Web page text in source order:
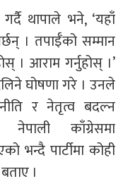
थापाले भने, ‘यहाँ
। तपाईँको सम्मान
। आराम गर्नुहोस् ।’
घोषणा गरे । उनले
र नेतृत्व बदल्न
काँग्रेसमा
भन्दै पार्टीमा कोही
।